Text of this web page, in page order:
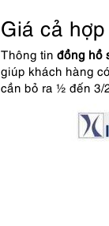
Giá cả
Thông tin đồng hồ
giúp khách hàng
cần bỏ ra ½ đến 3/